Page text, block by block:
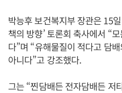
박능후 보건복지부 장관은 15
책의 방향’ 토론회 축사에서 “
다”며 “유해물질이 적다고 담
아니다”고 강조했다.
그는 “찐담배든 전자담배든 저